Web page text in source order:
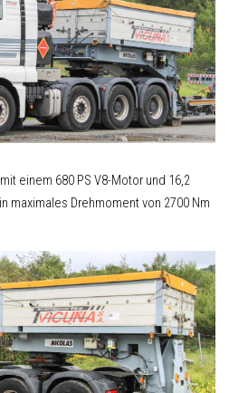
einem 680 PS V8-Motor und 16,2
maximales Drehmoment von 2700 Nm